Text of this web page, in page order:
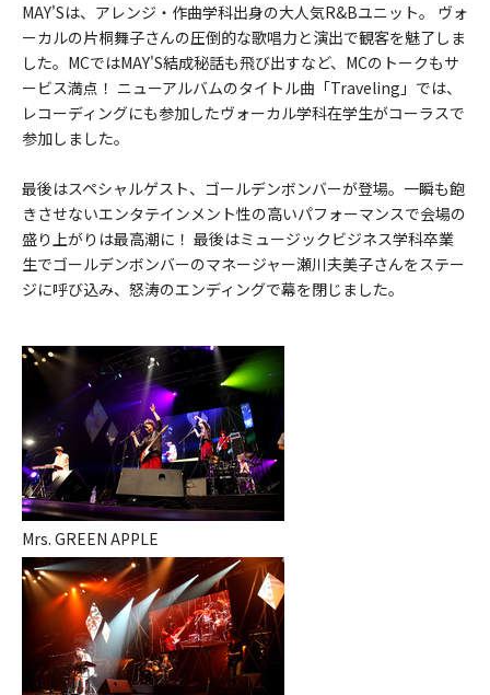
MAY'Sは、アレンジ・作曲学科出身の大人気R&Bユニット。 ヴォ
ーカルの片桐舞子さんの圧倒的な歌唱力と演出で観客を魅了しま
した。MCではMAY'S結成秘話も飛び出すなど、MCのトークもサ
ービス満点！ ニューアルバムのタイトル曲「Traveling」では、
レコーディングにも参加したヴォーカル学科在学生がコーラスで
参加しました。
最後はスペシャルゲスト、ゴールデンボンバーが登場。一瞬も飽
きさせないエンタテインメント性の高いパフォーマンスで会場の
盛り上がりは最高潮に！ 最後はミュージックビジネス学科卒業
生でゴールデンボンバーのマネージャー瀬川夫美子さんをステー
ジに呼び込み、怒涛のエンディングで幕を閉じました。
Mrs. GREEN APPLE